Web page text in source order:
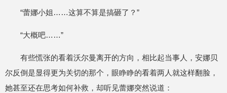
“蕾娜小姐……这算不算是搞砸了？”
“大概吧……”
有些慌张的看着沃尔曼离开的方向，相比起当事人，安娜贝
尔反倒是显得更为关切的那个，眼睁睁的看着两人就这样翻脸，
她甚至还在思考如何补救，却听见蕾娜突然说道：